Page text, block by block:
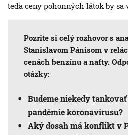
teda ceny pohonných látok by
Pozrite si celý rozhovor s
Stanislavom Pánisom v
cenách benzínu a nafty.
otázky:
Budeme niekedy tankovať
pandémie koronavírusu?
Aký dosah má konflikt v